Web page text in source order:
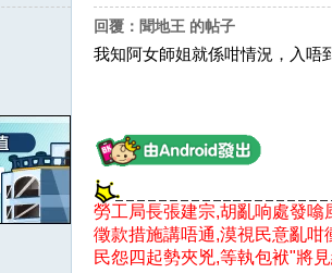
回覆：聞地王 的帖子
我知阿女師姐就係咁情況，入唔
勞工局長張建宗,胡
徵款措施講唔通,漠
民怨四起勢夾兇,等執包袱"將